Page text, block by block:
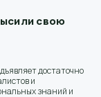
свою
достаточно
и
знаний и